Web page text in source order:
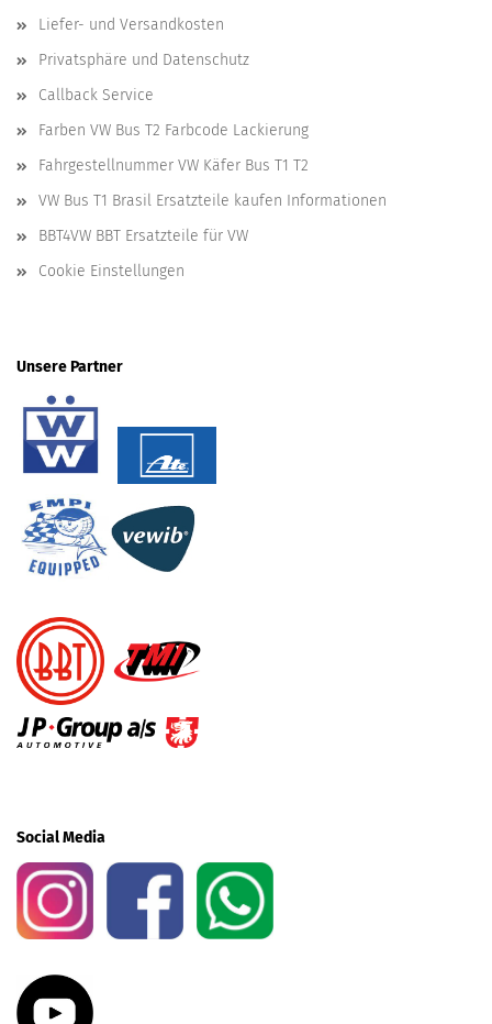
Liefer- und Versandkosten
Privatsphäre und Datenschutz
Callback Service
Farben VW Bus T2 Farbcode Lackierung
Fahrgestellnummer VW Käfer Bus T1 T2
VW Bus T1 Brasil Ersatzteile kaufen Informationen
BBT4VW BBT Ersatzteile für VW
Cookie Einstellungen
Unsere Partner
Social Media